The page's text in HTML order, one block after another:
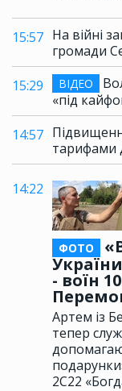
15:57 На війні
громади
15:29
ВІДЕО
«під
14:57
тарифами
14:22
ФОТО
- воїн
Артем із
тепер
2С22